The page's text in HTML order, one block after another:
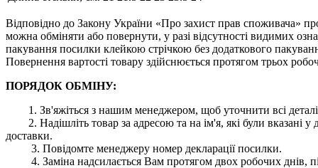
Відповідно до Закону України «Про захист прав споживача»
можна обміняти або повернути, у разі відсутності видимих
пакування посилки клейкою стрічкою без додаткового
Повернення вартості товару здійснюється протягом трьох
ПОРЯДОК ОБМІНУ:
1. Зв'яжіться з нашим менеджером, щоб уточнити всі
2. Надішліть товар за адресою та на ім'я, які були вказані
доставки.
3. Повідомте менеджеру номер декларації посилки.
4. Заміна надсилається Вам протягом двох робочих днів,